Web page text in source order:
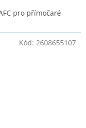
pro přímočaré
Kód: 2608655107